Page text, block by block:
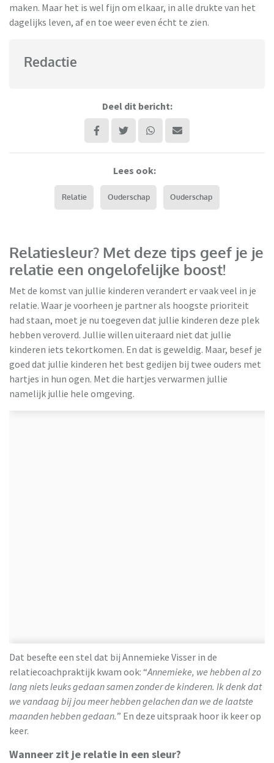
maken. Maar het is wel fijn om elkaar, in alle drukte van het
dagelijks leven, af en toe weer even écht te zien.
Redactie
Deel dit bericht:
Lees ook:
Relatie Ouderschap Ouderschap
Relatiesleur? Met deze tips geef je je
relatie een ongelofelijke boost!
Met de komst van jullie kinderen verandert er vaak veel in je
relatie. Waar je voorheen je partner als hoogste prioriteit
had staan, moet je nu toegeven dat jullie kinderen deze plek
hebben veroverd. Jullie willen uiteraard niet dat jullie
kinderen iets tekortkomen. En dat is geweldig. Maar, besef je
goed dat jullie kinderen het best gedijen bij twee ouders met
hartjes in hun ogen. Met die hartjes verwarmen jullie
namelijk jullie hele omgeving.
Dat besefte een stel dat bij Annemieke Visser in de
relatiecoachpraktijk kwam ook: “Annemieke, we hebben al zo
lang niets leuks gedaan samen zonder de kinderen. Ik denk dat
we vandaag bij jou meer hebben gelachen dan we de laatste
maanden hebben gedaan.” En deze uitspraak hoor ik keer op
keer.
Wanneer zit je relatie in een sleur?